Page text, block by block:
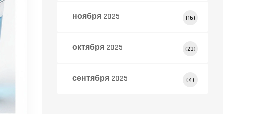
ноября 2025 (16)
октября 2025 (23)
сентября 2025 (4)